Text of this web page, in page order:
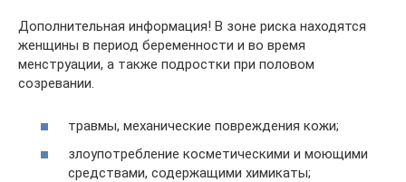
Дополнительная информация! В зоне риска находятся
женщины в период беременности и во время
менструации, а также подростки при половом
созревании.
травмы, механические повреждения кожи;
злоупотребление косметическими и моющими
средствами, содержащими химикаты;